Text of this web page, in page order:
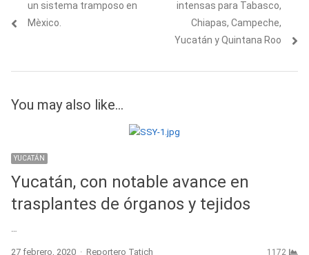
entradas
post:
un sistema tramposo en
Mèxico.
post:intensas para Tabasco,
Chiapas, Campeche,
Yucatán y Quintana Roo
You may also like...
YUCATÁN
Yucatán, con notable avance en
trasplantes de órganos y tejidos
27 febrero, 2020 Author
Reportero Tatich 1172